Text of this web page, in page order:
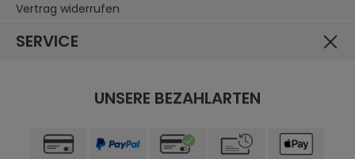
Vertrag widerrufen
SERVICE
UNSERE BEZAHLARTEN